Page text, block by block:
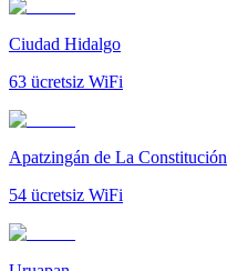
Ciudad Hidalgo
63 ücretsiz WiFi
Apatzingán de La Constitución
54 ücretsiz WiFi